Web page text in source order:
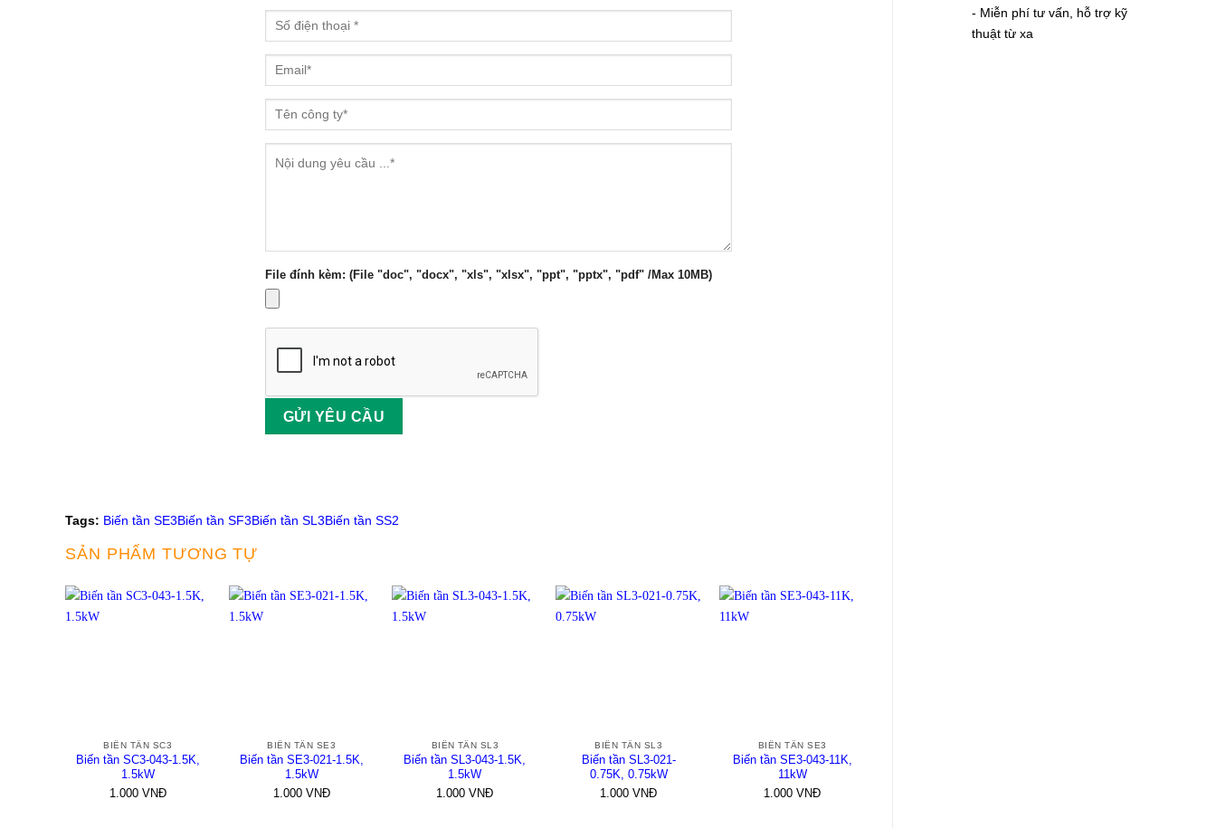
- Miễn phí tư vấn, hỗ trợ kỹ
thuật từ xa
File đính kèm: (File "doc", "docx", "xls", "xlsx", "ppt", "pptx", "pdf" /Max 10MB)
Tags: Biến tần SE3Biến tần SF3Biến tần SL3Biến tần SS2
SẢN PHẨM TƯƠNG TỰ
BIẾN TẦN SC3
Biến tần SC3-043-1.5K,
1.5kW
1.000VNĐ
BIẾN TẦN SE3
Biến tần SE3-021-1.5K,
1.5kW
1.000VNĐ
BIẾN TẦN SL3
Biến tần SL3-043-1.5K,
1.5kW
1.000 VNĐ
BIẾN TẦN SL3
Biến tần SL3-021-
0.75K, 0.75kW
1.000 VNĐ
BIẾN TẦN SE3
Biến tần SE3-043-11K,
11kW
1.000 VNĐ